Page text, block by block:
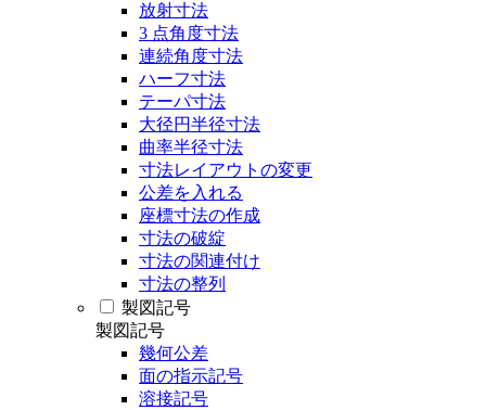
放射寸法
3 点角度寸法
連続角度寸法
ハーフ寸法
テーパ寸法
大径円半径寸法
曲率半径寸法
寸法レイアウトの変更
公差を入れる
座標寸法の作成
寸法の破綻
寸法の関連付け
寸法の整列
製図記号
製図記号
幾何公差
面の指示記号
溶接記号